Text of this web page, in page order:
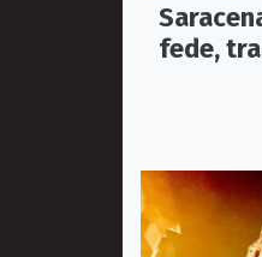
fede,